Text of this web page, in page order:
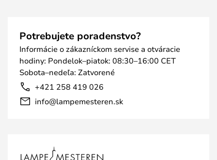
Potrebujete poradenstvo?
Informácie o zákazníckom servise a otváracie
hodiny: Pondelok–piatok: 08:30–16:00 CET
Sobota–nedeľa: Zatvorené
+421 258 419 026
info@lampemesteren.sk